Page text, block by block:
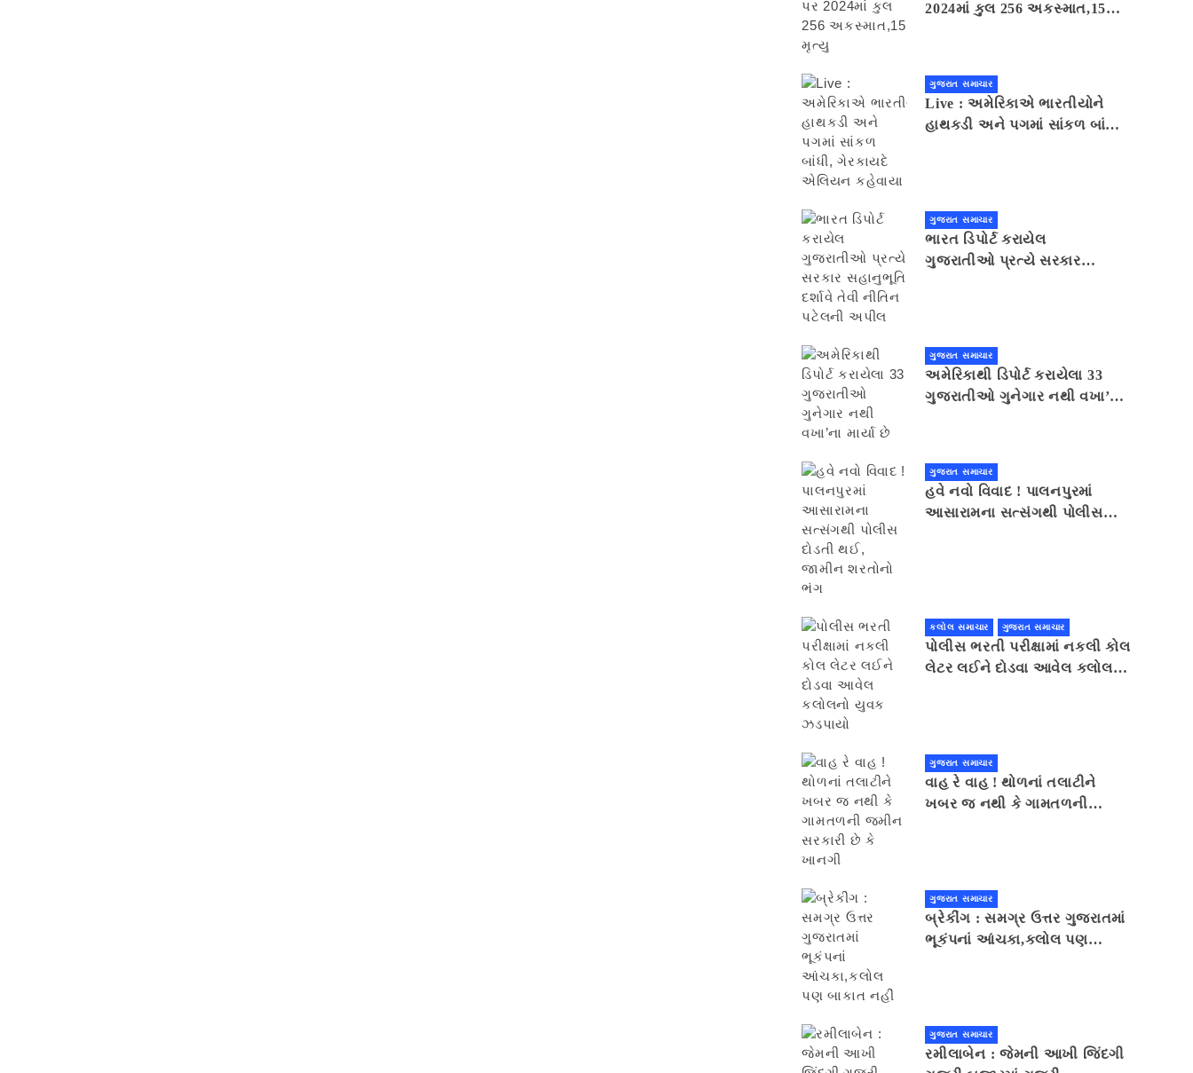
2024માં કુલ 256 અકસ્માત,15
ગુજરાત સમાચાર
Live : અમેરિકાએ ભારતીયોને
હાથકડી અને પગમાં સાંકળ બાંધી,
ગુજરાત સમાચાર
ભારત ડિપોર્ટ કરાયેલ
ગુજરાતીઓ પ્રત્યે સરકાર
ગુજરાત સમાચાર
અમેરિકાથી ડિપોર્ટ કરાયેલા 33
ગુજરાતીઓ ગુનેગાર નથી વખા’ના
ગુજરાત સમાચાર
હવે નવો વિવાદ ! પાલનપુરમાં
આસારામના સત્સંગથી પોલીસ
કલોલ સમાચાર ગુજરાત સમાચાર
પોલીસ ભરતી પરીક્ષામાં નકલી કોલ
લેટર લઈને દોડવા આવેલ કલોલનો
ગુજરાત સમાચાર
વાહ રે વાહ ! થોળનાં તલાટીને
ખબર જ નથી કે ગામતળની
ગુજરાત સમાચાર
બ્રેકીંગ : સમગ્ર ઉત્તર ગુજરાતમાં
ભૂકંપનાં આંચકા,કલોલ પણ
ગુજરાત સમાચાર
રમીલાબેન : જેમની આખી જિંદગી